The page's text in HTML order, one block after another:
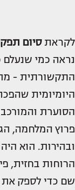
לקראת סיום
נראה כמי שנעלם
התקשורתית -
היומיומית
הסוערת
פרוץ המלחמה,
ובהירות. הוא
הרוחות בחזית,
שם כדי לספק את